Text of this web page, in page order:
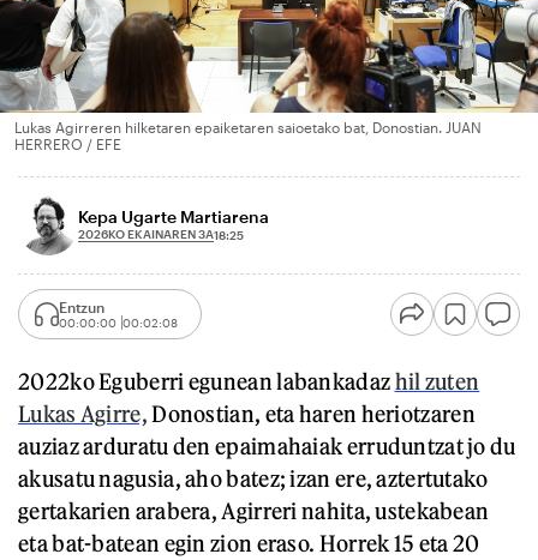
Lukas Agirreren hilketaren epaiketaren saioetako bat, Donostian. JUAN
HERRERO / EFE
Kepa Ugarte Martiarena
2026KO EKAINAREN 3A18:25
Entzun
00:00:00 00:02:08
2022ko Eguberri egunean labankadazhil zuten
Lukas Agirre,Donostian, eta haren heriotzaren
auziaz arduratu den epaimahaiak erruduntzat jo du
akusatu nagusia, aho batez; izan ere, aztertutako
gertakarien arabera, Agirreri nahita, ustekabean
eta bat-batean egin zion eraso. Horrek 15 eta 20